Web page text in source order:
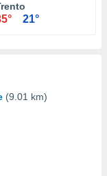
21°
(9.01 km)